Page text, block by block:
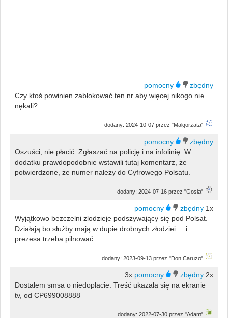
Czy ktoś powinien zablokować ten nr aby więcej nikogo nie
nękali?
dodany: 2024-10-07 przez "Malgorzata"
Oszuści, nie płacić. Zgłaszać na policję i na infolinię. W
dodatku prawdopodobnie wstawili tutaj komentarz, że
potwierdzone, że numer należy do Cyfrowego Polsatu.
dodany: 2024-07-16 przez "Gosia"
1x
Wyjątkowo bezczelni zlodzieje podszywający się pod Polsat.
Działają bo służby mają w dupie drobnych złodziei.... i
prezesa trzeba pilnować...
dodany: 2023-09-13 przez "Don Caruzo"
3x
2x
Dostałem smsa o niedopłacie. Treść ukazała się na ekranie
tv, od CP699008888
dodany: 2022-07-30 przez "Adam"